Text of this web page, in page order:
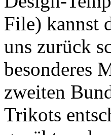
File) kannst
uns zurück
besonderes
zweiten
Trikots